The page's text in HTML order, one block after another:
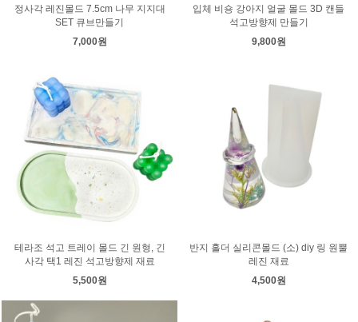
정사각 레진몰드 7.5cm 나무 지지대
SET 큐브만들기
7,000원
입체 비숑 강아지 얼굴 몰드 3D 캔들
석고방향제 만들기
9,800원
테라조 석고 트레이 몰드 긴 원형, 긴
사각 택1 레진 석고방향제 재료
5,500원
반지 홀더 실리콘몰드 (소) diy 링 원뿔
레진 재료
4,500원